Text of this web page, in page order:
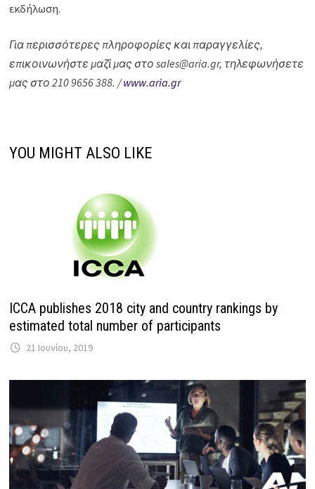
εκδήλωση.
Για περισσότερες πληροφορίες και παραγγελίες,
επικοινωνήστε μαζί μας στο sales@aria.gr, τηλεφωνήσετε
μας στο 210 9656 388. /www.aria.gr
YOU MIGHT ALSO LIKE
ICCA publishes 2018 city and country rankings by
estimated total number of participants
21 Ιουνίου, 2019